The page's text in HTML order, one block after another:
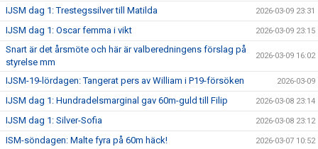
IJSM dag 1: Trestegssilver till Matilda 2026-03-09 23:31
IJSM dag 1: Oscar femma i vikt 2026-03-09 23:15
Snart är det årsmöte och här är valberedningens förslag på
styrelse mm
2026-03-09 16:02
IJSM-19-lördagen: Tangerat pers av William i P19-försöken 2026-03-09
IJSM dag 1: Hundradelsmarginal gav 60m-guld till Filip 2026-03-08 23:14
IJSM dag 1: Silver-Sofia 2026-03-08 23:12
ISM-söndagen: Malte fyra på 60m häck! 2026-03-07 10:52